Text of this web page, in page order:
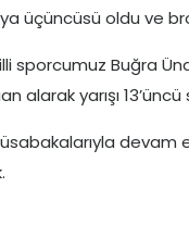
üçüncüsü oldu ve
sporcumuz Buğra
yarışı 13’üncü